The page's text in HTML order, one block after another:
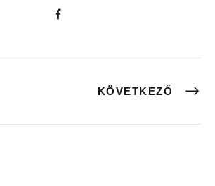
KÖVETKEZŐ